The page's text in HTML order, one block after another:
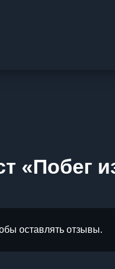
«Побег
оставлять отзывы.